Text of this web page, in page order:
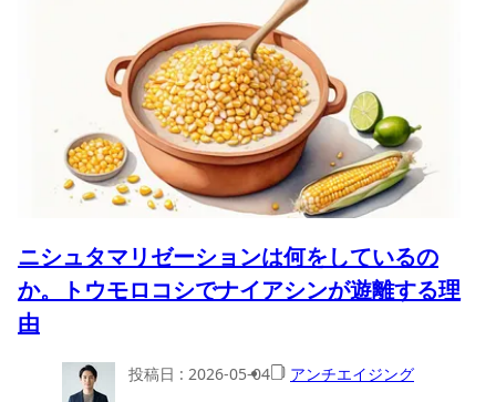
ニシュタマリゼーションは何をしているの
か。トウモロコシでナイアシンが遊離する理
由
投稿日 : 2026-05-04 アンチエイジング